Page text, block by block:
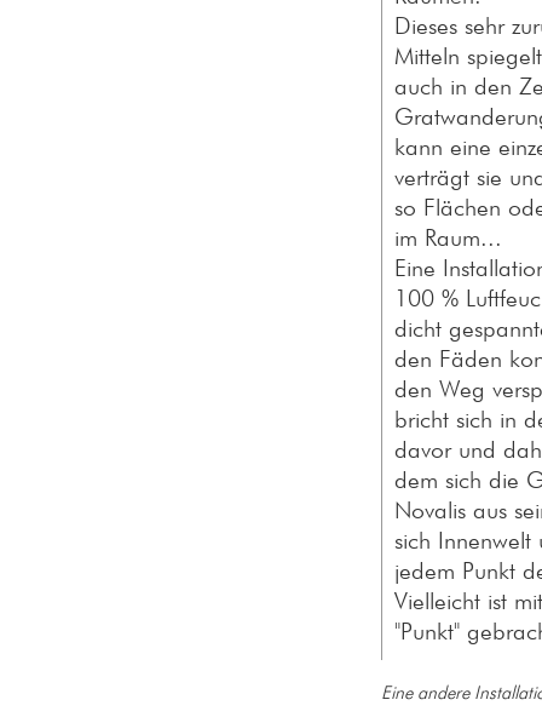
Dieses sehr
Mitteln
auch in den
kann eine
verträgt sie
so Flächen
im Raum...
Eine
100 %
dicht
den Fäden
den Weg
bricht sich in
davor und
dem sich die
Novalis aus
sich Innenwelt
jedem Punkt
Vielleicht ist
"Punkt"
Eine andere